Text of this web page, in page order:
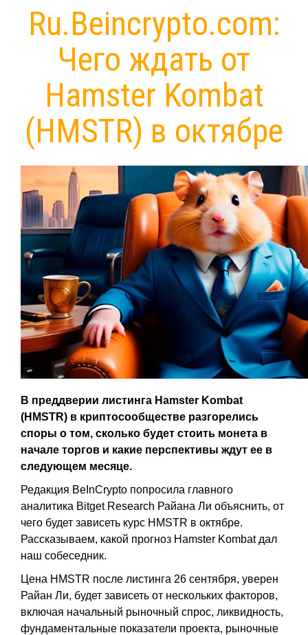
Ru.Beincrypto.com:
Чего ждать от
Hamster Kombat
(HMSTR) в октябре
В преддверии листинга Hamster Kombat
(HMSTR) в криптосообществе разгорелись
споры о том, сколько будет стоить монета в
начале торгов и какие перспективы ждут ее в
следующем месяце.
Редакция BeInCrypto попросила главного
аналитика Bitget Research Райана Ли объяснить, от
чего будет зависеть курс HMSTR в октябре.
Рассказываем, какой прогноз Hamster Kombat дал
наш собеседник.
Цена HMSTR после листинга 26 сентября, уверен
Райан Ли, будет зависеть от нескольких факторов,
включая начальный рыночный спрос, ликвидность,
фундаментальные показатели проекта, рыночные